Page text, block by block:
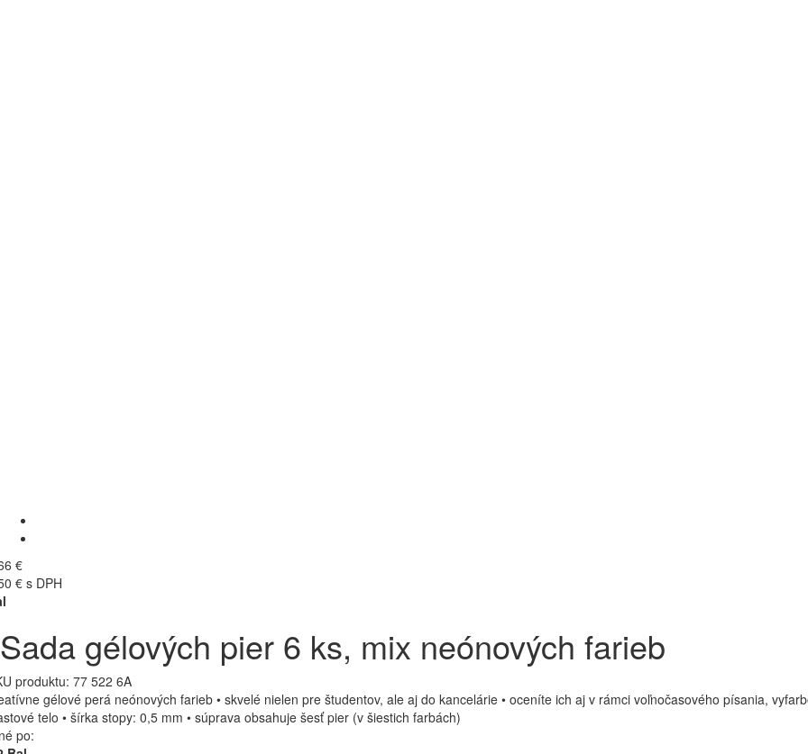
€
€ s DPH
Sada gélových pier 6 ks, mix neónových farieb
produktu: 77 522 6A
gélové perá neónových farieb • skvelé nielen pre študentov, ale aj do kancelárie • oceníte ich aj v rámci voľnočasového písania,
telo • šírka stopy: 0,5 mm • súprava obsahuje šesť pier (v šiestich farbách)
po: